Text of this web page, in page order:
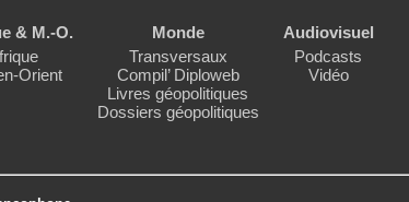
& M.-O.
Orient
Monde
Transversaux
Compil’ Diploweb
Livres géopolitiques
Dossiers géopolitiques
Audiovisuel
Podcasts
Vidéo